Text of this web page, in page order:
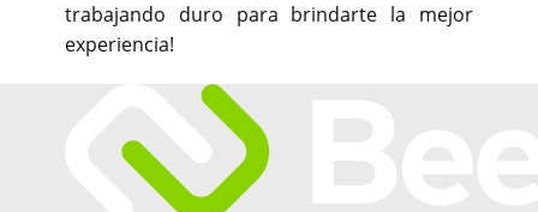
trabajando duro para brindarte la mejor
experiencia!